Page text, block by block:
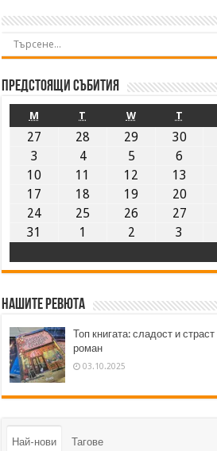
Предстоящи събития
M T W T
27 28 29 30
3
4 5 6
10
11 12 13
17
18 19 20
24
25 26 27
31
1 2 3
Нашите ревюта
Топ книгата: сладост и
роман
03.10.2025
Най-нови Тагове